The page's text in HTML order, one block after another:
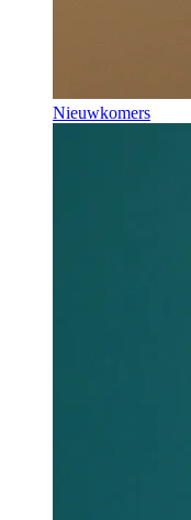
Nieuwkomers